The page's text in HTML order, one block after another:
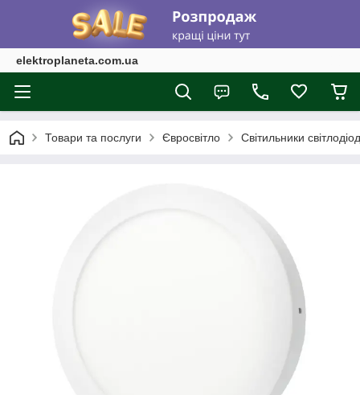
elektroplaneta.com.ua
Товари та послуги Євросвітло Світильники